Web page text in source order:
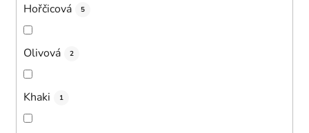
Hořčicová 5
Olivová 2
Khaki 1